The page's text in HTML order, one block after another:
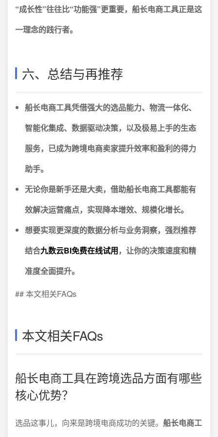
“成长性”往往比“功能强”更重要，船长电商工具正是这
一理念的践行者。
六、总结与再推荐
船长电商工具凭借强大的选品能力、物流一体化、
智能化集成、数据驱动决策，以及极易上手的生态
服务，已成为跨境电商卖家提升效率和盈利的得力
助手。
无论你是新手还是大卖，借助船长电商工具都能有
效解决运营痛点，实现降本增效、规模化增长。
想要实现更深度的数据分析与业务洞察，强烈推荐
结合九数云BI免费在线试用，让你的决策速度和精
准度全面提升。
## 本文相关FAQs
本文相关FAQs
船长电商工具在跨境选品方面有哪些
核心优势？
选品这事儿，向来是跨境电商成功的关键。 船长电商工